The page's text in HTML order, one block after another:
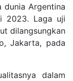
dunia Argentina
2023. Laga uji
dilangsungkan
Jakarta, pada
dalam